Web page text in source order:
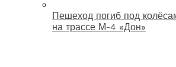
Пешеход погиб под
на трассе М-4 «Дон»